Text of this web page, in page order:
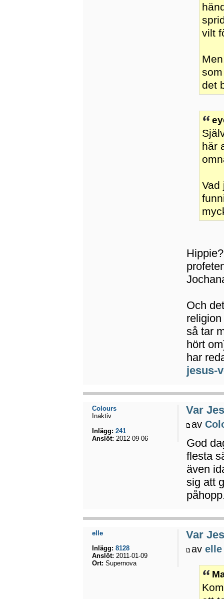
vilt
det
här
Vad
Och
så tar
hört
har
jesus-
Var
av
God
flesta
även
sig att
Colours
Inaktiv
Inlägg: 241
Anslöt: 2012-09-06
Var
avelle
elle
Inlägg: 8128
Anslöt: 2011-01-09
Ort: Supernova